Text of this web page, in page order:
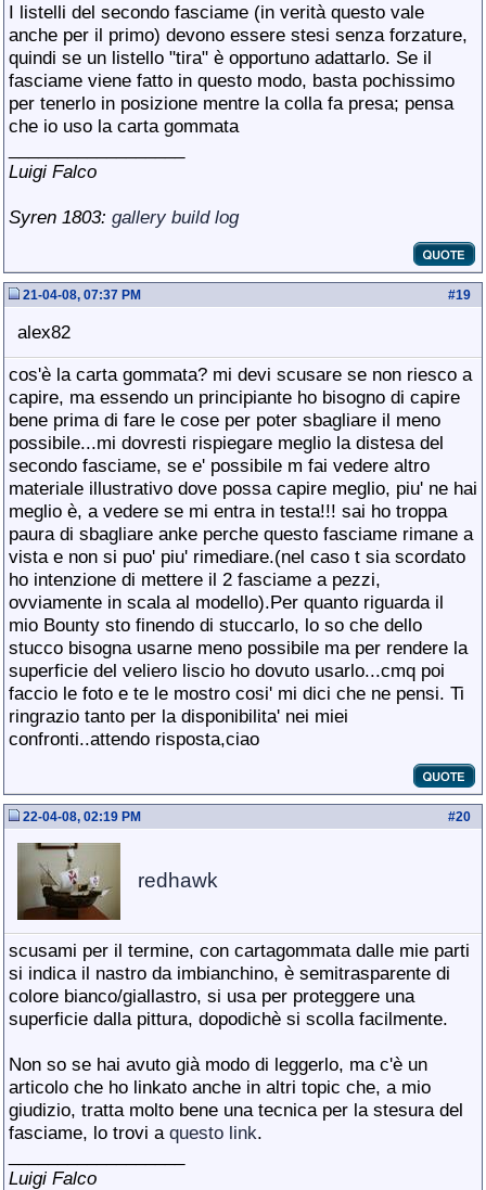
I listelli del secondo fasciame (in verità questo vale
anche per il primo) devono essere stesi senza forzature,
quindi se un listello "tira" è opportuno adattarlo. Se il
fasciame viene fatto in questo modo, basta pochissimo
per tenerlo in posizione mentre la colla fa presa; pensa
che io uso la carta gommata
Luigi Falco
Syren 1803: gallery build log
#19
21-04-08, 07:37 PM
alex82
cos'è la carta gommata? mi devi scusare se non riesco a
capire, ma essendo un principiante ho bisogno di capire
bene prima di fare le cose per poter sbagliare il meno
possibile...mi dovresti rispiegare meglio la distesa del
secondo fasciame, se e' possibile m fai vedere altro
materiale illustrativo dove possa capire meglio, piu' ne hai
meglio è, a vedere se mi entra in testa!!! sai ho troppa
paura di sbagliare anke perche questo fasciame rimane a
vista e non si puo' piu' rimediare.(nel caso t sia scordato
ho intenzione di mettere il 2 fasciame a pezzi,
ovviamente in scala al modello).Per quanto riguarda il
mio Bounty sto finendo di stuccarlo, lo so che dello
stucco bisogna usarne meno possibile ma per rendere la
superficie del veliero liscio ho dovuto usarlo...cmq poi
faccio le foto e te le mostro cosi' mi dici che ne pensi. Ti
ringrazio tanto per la disponibilita' nei miei
confronti..attendo risposta,ciao
#20
22-04-08, 02:19 PM
redhawk
scusami per il termine, con cartagommata dalle mie parti
si indica il nastro da imbianchino, è semitrasparente di
colore bianco/giallastro, si usa per proteggere una
superficie dalla pittura, dopodichè si scolla facilmente.
Non so se hai avuto già modo di leggerlo, ma c'è un
articolo che ho linkato anche in altri topic che, a mio
giudizio, tratta molto bene una tecnica per la stesura del
fasciame, lo trovi a questo link.
Luigi Falco